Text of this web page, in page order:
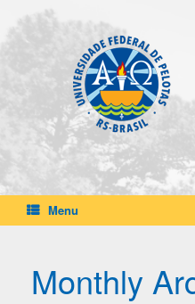
content
Menu
Monthly